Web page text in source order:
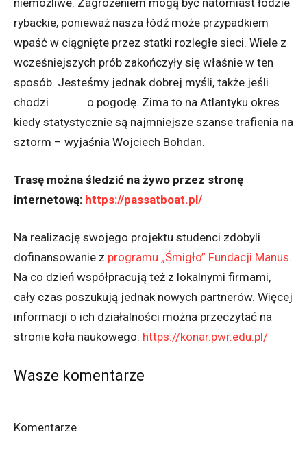
rybackie, ponieważ nasza łódź może przypadkiem
wpaść w ciągnięte przez statki rozległe sieci. Wiele z
wcześniejszych prób zakończyły się właśnie w ten
sposób. Jesteśmy jednak dobrej myśli, także jeśli
chodzi o pogodę. Zima to na Atlantyku okres
kiedy statystycznie są najmniejsze szanse trafienia na
sztorm – wyjaśnia Wojciech Bohdan.
Trasę można śledzić na żywo przez stronę
internetową: https://passatboat.pl/
Na realizację swojego projektu studenci zdobyli
dofinansowanie z programu „Śmigło” Fundacji Manus.
Na co dzień współpracują też z lokalnymi firmami,
cały czas poszukują jednak nowych partnerów. Więcej
informacji o ich działalności można przeczytać na
stronie koła naukowego: https://konar.pwr.edu.pl/
Wasze komentarze
Komentarze